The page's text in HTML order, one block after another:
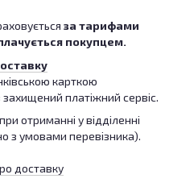
за тарифами
покупцем.
карткою
платіжний сервіс.
отриманні у відділенні
з умовами перевізника).
доставку